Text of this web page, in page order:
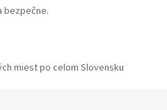
bezpečne.
miest po celom Slovensku